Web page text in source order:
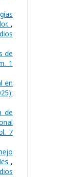
,
de
1
en
de
7
,